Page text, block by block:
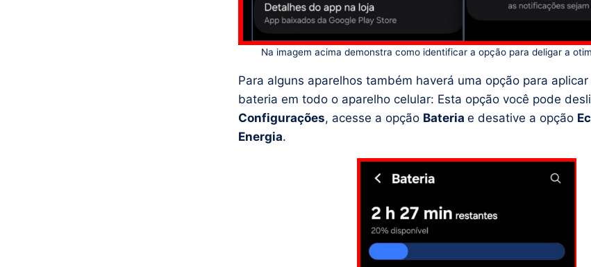
Na imagem acima demonstra como identificar a opção para deligar a
Para alguns aparelhos também haverá uma opção para
bateria em todo o aparelho celular: Esta opção você pode
Configurações, acesse a opção Bateria e desative a opção
Energia.